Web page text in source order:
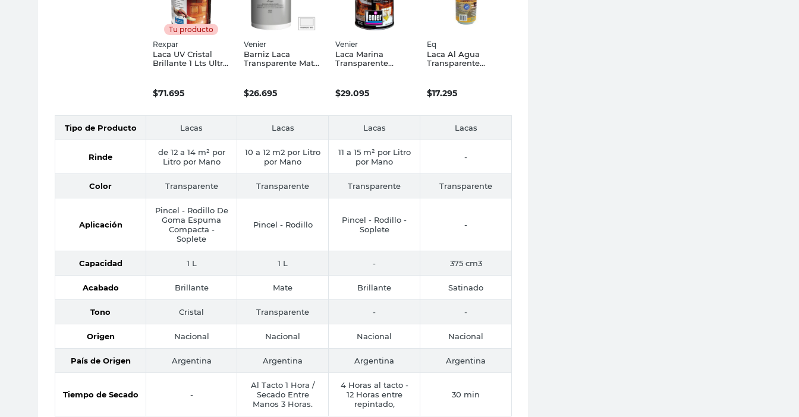
Tu producto
Rexpar
Laca UV Cristal
Brillante 1 Lts Ultra
$71.695
Venier
Barniz Laca
Transparente Mate
$26.695
Venier
Laca Marina
Transparente
Venier
$29.095
Eq
Laca Al Agua
Transparente
$17.295
Tipo de Producto Lacas Lacas Lacas Lacas
Rinde
de 12 a 14 m² por
Litro por Mano
10 a 12 m2 por Litro
por Mano
11 a 15 m² por Litro
por Mano
-
Color Transparente Transparente Transparente Transparente
Aplicación
Pincel - Rodillo De
Goma Espuma
Compacta -
Soplete
Pincel - Rodillo
Pincel - Rodillo -
Soplete
-
Capacidad 1 L 1 L - 375 cm3
Acabado Brillante Mate Brillante Satinado
Tono Cristal Transparente - -
Origen Nacional Nacional Nacional Nacional
País de Origen Argentina Argentina Argentina Argentina
Tiempo de Secado -
Al Tacto 1 Hora /
Secado Entre
Manos 3 Horas.
4 Horas al tacto -
12 Horas entre
repintado,
30 min